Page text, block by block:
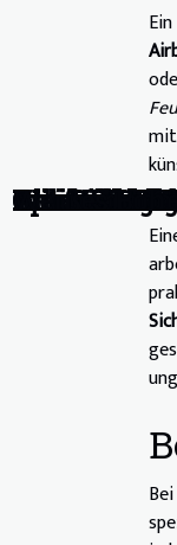
Wie wählt
Wie man
Wie Sie Ihr
Wie
Wie Sie Ihr
Entdecken
Wie man
Wie wählt
Wie
Wie man
Wie wählt
Wie wählt
Wie man
Wie man
Wie Y2K
Warum
Wie wählt
Wie wählt
ImmoYou-
Alles über
Newcom
Online-
Weißes